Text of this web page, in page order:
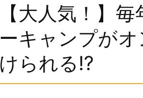
【大人気！】
ーキャンプが
けられる!?